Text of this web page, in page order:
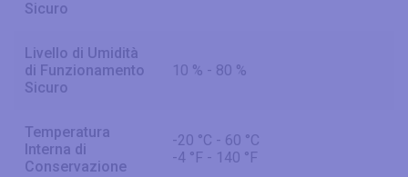
Sicuro
Livello di Umidità
di Funzionamento
Sicuro
10 % - 80 %
Temperatura
Interna di
Conservazione
-20 °C - 60 °C
-4 °F - 140 °F